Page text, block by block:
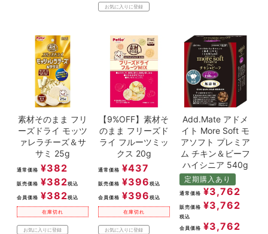
お気に入りに登録
素材そのまま フリ
ーズドライ モッツ
ァレラチーズ＆サ
サミ 25g
通常価格 ¥382
販売価格 ¥382税込
会員価格 ¥382税込
在庫切れ
お気に入りに登録
【9%OFF】素材そ
のまま フリーズド
ライ フルーツミッ
クス 20g
通常価格 ¥437
販売価格 ¥396 税込
会員価格 ¥396 税込
在庫切れ
お気に入りに登録
Add.Mate アドメ
イト More Soft モ
アソフト プレミア
ム チキン＆ビーフ
ハイシニア 540g
定期購入あり
通常価格 ¥3,762
販売価格 ¥3,762
税込
会員価格 ¥3,762